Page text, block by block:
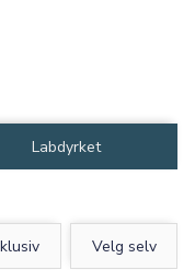
Labdyrket
Velg selv